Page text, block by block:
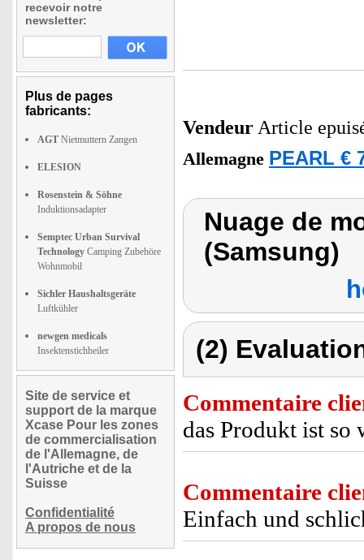
recevoir notre
newsletter:
Plus de pages
fabricants:
AGT Nietmuttern Zangen
ELESION
Rosenstein & Söhne
Induktionsadapter
Semptec Urban Survival
Technology Camping Zubehöre
Wohnmobil
Sichler Haushaltsgeräte
Luftkühler
newgen medicals
Insektenstichheiler
Site de service et
support de la marque
Xcase Pour les zones
de commercialisation
de l'Allemagne, de
l'Autriche et de la
Suisse
Confidentialité
A propos de nous
Vendeur Article
Allemagne PEARL €
Nuage de
(Samsung)
(2)
Commentaire
das Produkt ist so
Commentaire
Einfach und